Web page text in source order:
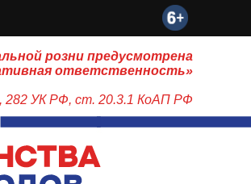
розни предусмотрена
ответственность»
282 УК РФ, ст. 20.3.1 КоАП РФ